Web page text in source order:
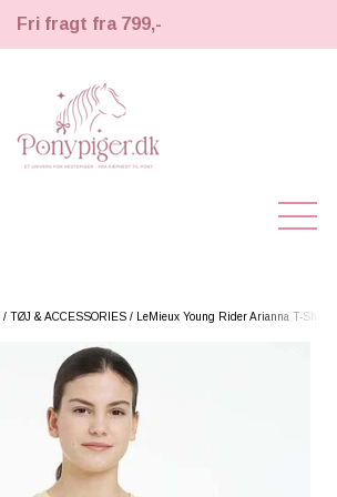
Fri fragt fra 799,-
NYHEDER
KÆPHESTE
KÆPHESTE
STRIGLER & TILBEHØR
LEMIEUX TOY PONY
TIL HESTEPIGER
TØJ & ACCESSORIES LeMieux Young Rider Arianna T-Shirt